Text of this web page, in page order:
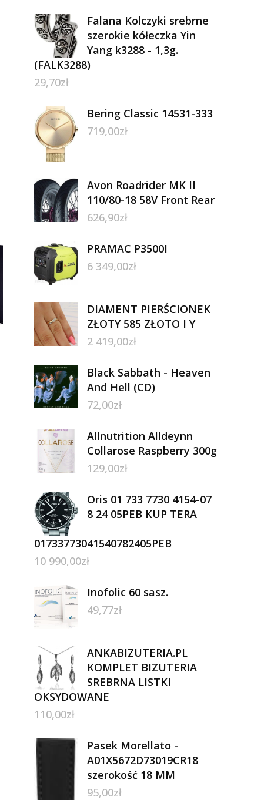
Falana Kolczyki srebrne
szerokie kółeczka Yin
Yang k3288 - 1,3g.
(FALK3288)
29,70zł
Bering Classic 14531-333
719,00zł
Avon Roadrider MK II
110/80-18 58V Front Rear
626,90zł
PRAMAC P3500I
6 349,00zł
DIAMENT PIERŚCIONEK
ZŁOTY 585 ZŁOTO I Y
2 419,00zł
Black Sabbath - Heaven
And Hell (CD)
72,00zł
Allnutrition Alldeynn
Collarose Raspberry 300g
129,00zł
Oris 01 733 7730 4154-07
8 24 05PEB KUP TERA
01733773041540782405PEB
10 990,00zł
Inofolic 60 sasz.
49,77zł
ANKABIZUTERIA.PL
KOMPLET BIZUTERIA
SREBRNA LISTKI
OKSYDOWANE
110,00zł
Pasek Morellato -
A01X5672D73019CR18
szerokość 18 MM
95,00zł